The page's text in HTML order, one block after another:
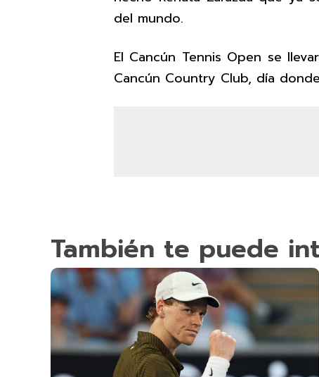
del mundo.
El Cancún Tennis Open se
Cancún Country Club, día
También te puede